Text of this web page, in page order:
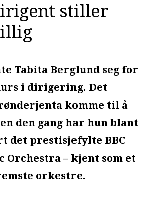
stiller
Tabita Berglund seg for
i dirigering. Det
komme til å
den gang har hun blant
det prestisjefylte BBC
Orchestra – kjent som et
orkestre.